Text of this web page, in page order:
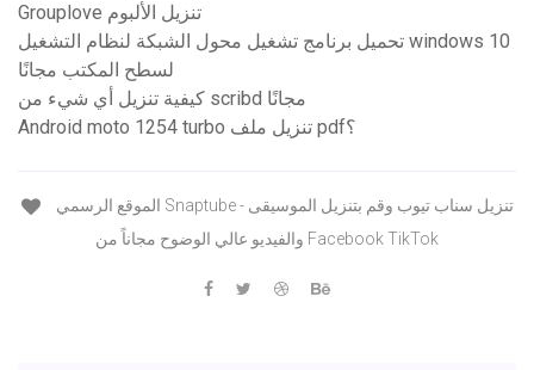
Grouplove تنزيل الألبوم
تحميل برنامج تشغيل محول الشبكة لنظام التشغيل windows 10
لسطح المكتب مجانًا
كيفية تنزيل أي شيء من scribd مجانًا
Android moto 1254 turbo تنزيل ملف pdf؟
والفيديو عالي الوضوح مجاناً من Facebook TikTok